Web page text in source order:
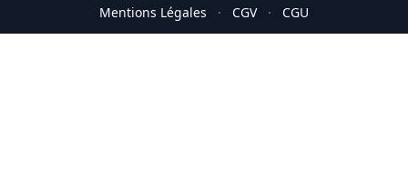
Mentions Légales · CGV · CGU